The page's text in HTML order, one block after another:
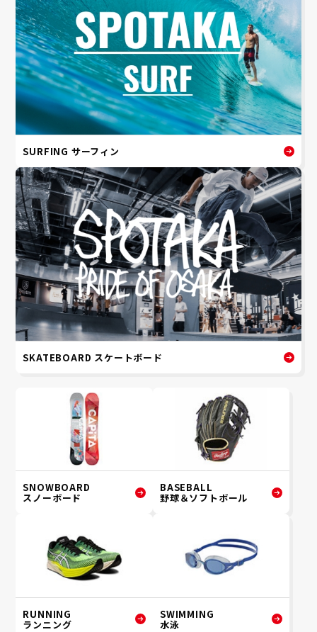
SURFING サーフィン
SKATEBOARD スケートボード
SNOWBOARD
スノーボード
BASEBALL
野球＆ソフトボール
RUNNING
ランニング
SWIMMING
水泳